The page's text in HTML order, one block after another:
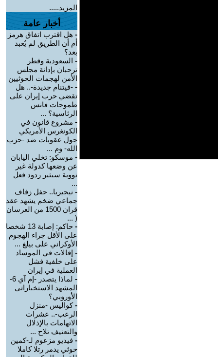
المزيد.....
أخبار عامة
- هل اقترب اتفاق هرمز
أم أن الطريق لم يُعبد
بعد؟
- السعودية وقطر
ترحبان بإدانة مجلس
الأمن لهجمات الحوثيين
- -فيتنام جديدة-.. هل
تقضي حرب إيران على
طموحات فانس
الرئاسية؟ ...
- مشروع قانون في
الكونغرس الأمريكي
حول عقوبات ضد -حزب
الله- وم ...
- موسكو: تخلي اليابان
عن وضعها كدولة غير
نووية سيثير ردود فعل
...
- نيجيريا.. حفل زفاف
جماعي ضخم يشهد عقد
قران 1500 من العرسان
( ...
-
حاكم: إصابة 13 شخصا
على الأقل جراء الهجوم
الأوكراني على بيلغ ...
- إقالات في الموساد
على خلفية فشل
العملية في إيران
-
لماذا يتصدر -إم آي 6-
المشهد الاستخباراتي
الأوروبي؟
-كواليس -منزل
الرعب-.. عشرات
الاتهامات بالإذلال
والتعنيف تلاح ...
- فيديو مزعوم لـ-كمين
حوثي يدمر رتلا كاملا